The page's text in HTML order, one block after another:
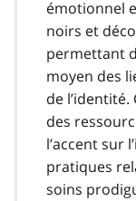
émotionnel
noirs et
permettant
moyen des
de
des
l’accent sur
pratiques
soins